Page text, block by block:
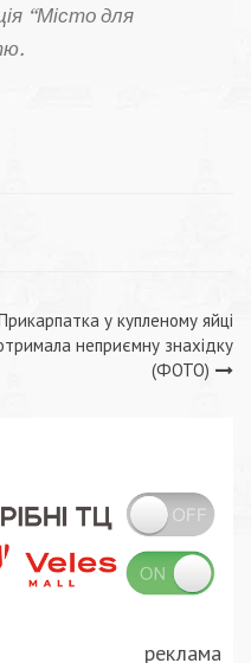
“Місто для
у купленому яйці
неприємну знахідку
(ФОТО)